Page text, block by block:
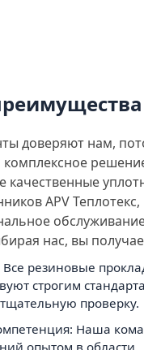
доверяют нам,
комплексное
качественные
APV Теплотекс,
нас, вы
Все резиновые
строгим
проверку.
Наша
опытом в области